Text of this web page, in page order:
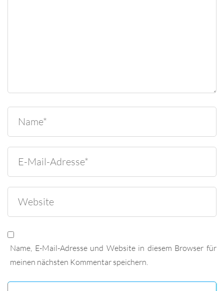
Name, E-Mail-Adresse und Website in diesem Browser für
meinen nächsten Kommentar speichern.